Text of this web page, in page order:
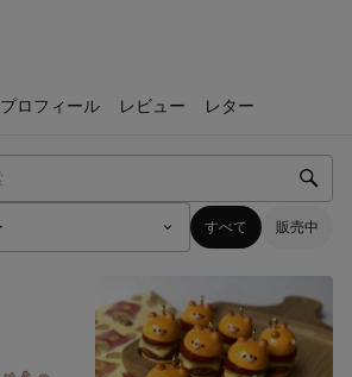
プロフィール レビュー レター
すべて 販売中